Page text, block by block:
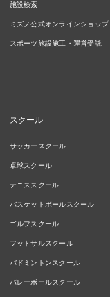
施設検索
ミズノ公式オンラインショップ
スポーツ施設施工・運営受託
スクール
サッカースクール
卓球スクール
テニススクール
バスケットボールスクール
ゴルフスクール
フットサルスクール
バドミントンスクール
バレーボールスクール